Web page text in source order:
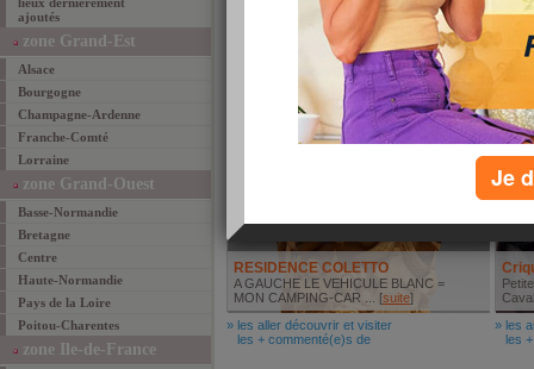
ajoutés
zone Grand-Est
Alsace
Bourgogne
Champagne-Ardenne
Franche-Comté
Lorraine
zone Grand-Ouest
Basse-Normandie
Bretagne
Centre
Haute-Normandie
Pays de la Loire
Poitou-Charentes
zone Ile-de-France
www.bastidedesmagnans.com
magnans83@orange.fr (terrasse ...
» les mieux manger
les + commenté(e)s de
Aller découvrir et visiter
RESIDENCE COLETTO
A GAUCHE LE VEHICULE BLANC =
MON CAMPING-CAR ... [suite]
» les aller découvrir et visiter
les + commenté(e)s de
» les
les +
Je